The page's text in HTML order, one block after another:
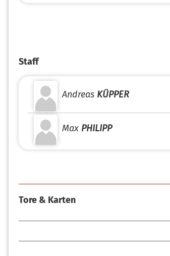
Staff
Andreas KÜPPER
Max PHILIPP
Tore & Karten